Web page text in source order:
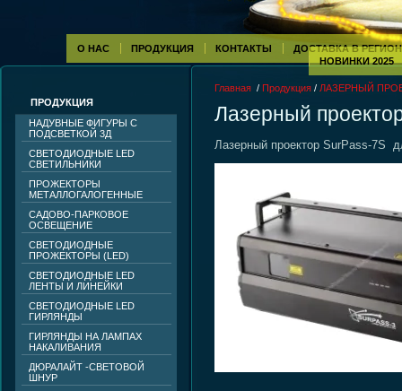
О НАС ПРОДУКЦИЯ КОНТАКТЫ
ДОСТАВКА В
НОВИНКИ 2025
ПРОДУКЦИЯ
НАДУВНЫЕ ФИГУРЫ С
ПОДСВЕТКОЙ 3Д
СВЕТОДИОДНЫЕ LED
СВЕТИЛЬНИКИ
ПРОЖЕКТОРЫ
МЕТАЛЛОГАЛОГЕННЫЕ
САДОВО-ПАРКОВОЕ
ОСВЕЩЕНИЕ
СВЕТОДИОДНЫЕ
ПРОЖЕКТОРЫ (LED)
СВЕТОДИОДНЫЕ LED
ЛЕНТЫ И ЛИНЕЙКИ
СВЕТОДИОДНЫЕ LED
ГИРЛЯНДЫ
ГИРЛЯНДЫ НА ЛАМПАХ
НАКАЛИВАНИЯ
ДЮРАЛАЙТ -СВЕТОВОЙ
ШНУР
Главная / Продукция / ЛАЗЕРНЫЙ
Лазерный
Лазерный проектор SurPass-7S